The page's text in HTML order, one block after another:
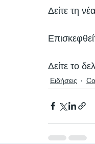
Δείτε τη
Δείτε το
Ειδήσεις